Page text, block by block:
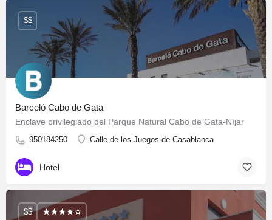
Barceló Cabo de Gata
Enclave privilegiado del Parque Natural Cabo de Gata-Níjar
950184250 Calle de los Juegos de Casablanca
$$
Hotel
$$